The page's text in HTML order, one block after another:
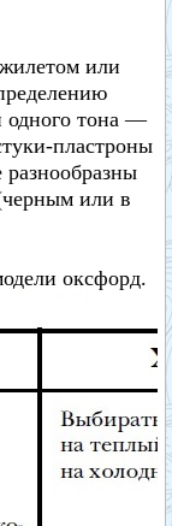
или
одного тона —
пластроны
разнообразны
или в
оксфорд.